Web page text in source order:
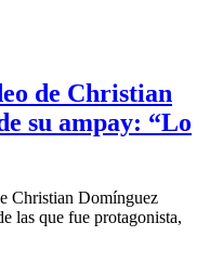
de Christian
su ampay: “Lo
Christian Domínguez
las que fue protagonista,